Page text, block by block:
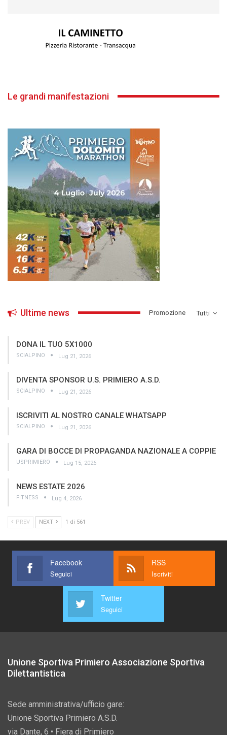
Le grandi manifestazioni
Tutti
Ultime news ­Promozione
DONA IL TUO 5X1000
SCIALPINO Lug 21, 2026
DIVENTA SPONSOR U.S. PRIMIERO A.S.D.
SCIALPINO Lug 21, 2026
ISCRIVITI AL NOSTRO CANALE WHATSAPP
SCIALPINO Lug 21, 2026
GARA DI BOCCE DI PROPAGANDA NAZIONALE A COPPIE
USPRIMIERO Lug 15, 2026
NEWS ESTATE 2026
FITNESS Lug 4, 2026
PREV NEXT 1 di 561
Facebook
Seguici
RSS
Iscriviti
Twitter
Seguici
Unione Sportiva Primiero Associazione Sportiva
Dilettantistica
Sede amministrativa/ufficio gare:
Unione Sportiva Primiero A.S.D.
via Dante, 6 • Fiera di Primiero